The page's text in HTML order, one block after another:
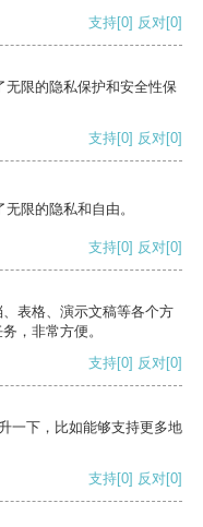
支持[0] 反对[0]
限的隐私保护和安全性保
支持[0] 反对[0]
限的隐私和自由。
支持[0] 反对[0]
表格、演示文稿等各个方
，非常方便。
支持[0] 反对[0]
一下，比如能够支持更多地
支持[0] 反对[0]